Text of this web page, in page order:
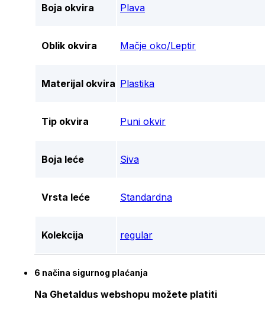
Boja okvira Plava
Oblik okvira Mačje oko/Leptir
Materijal okvira Plastika
Tip okvira Puni okvir
Boja leće Siva
Vrsta leće Standardna
Kolekcija regular
6 načina sigurnog plaćanja
Na Ghetaldus webshopu možete platiti